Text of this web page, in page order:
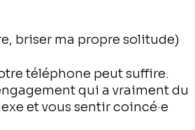
briser ma propre solitude)
téléphone peut suffire.
qui a vraiment du
et vous sentir coincé·e